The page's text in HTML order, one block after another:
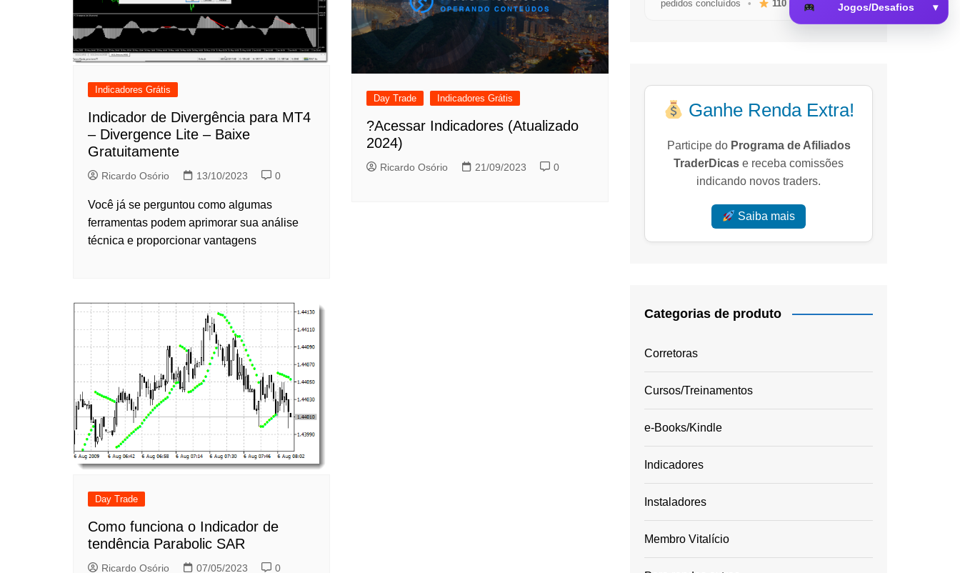
Jogo da Memória
Indicadores Grátis
Indicador de Divergência para MT4
– Divergence Lite – Baixe
Gratuitamente
Ricardo Osório 13/10/2023 0
Você já se perguntou como algumas
ferramentas podem aprimorar sua análise
técnica e proporcionar vantagens
Day Trade Indicadores Grátis
?Acessar Indicadores (Atualizado
2024)
Ricardo Osório 21/09/2023 0
Day Trade
Como funciona o Indicador de
tendência Parabolic SAR
Ricardo Osório 07/05/2023 0
pedidos concluídos
• 110avaliações reais
Ganhe Renda Extra!
Participe do Programa de Afiliados
TraderDicas e receba comissões
indicando novos traders.
Saiba mais
Categorias de produto
Corretoras
Cursos/Treinamentos
e-Books/Kindle
Indicadores
Instaladores
Membro Vitalício
Jogos/Desafios ▾